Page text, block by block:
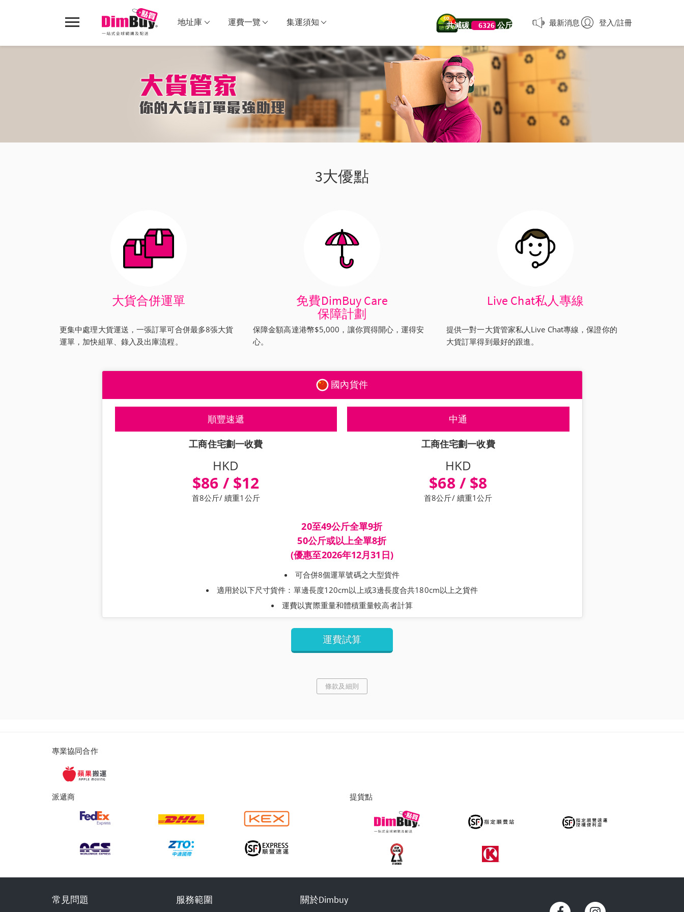
運,
代
導
航
地址庫 運費一覽 集運須知 共減碳 6326公斤 最新消息 登入/註冊
3大優點
大貨合併運單
更集中處理大貨運送，一張訂單可合併最多8張大貨
運單，加快組單、錄入及出庫流程。
免費DimBuy Care
保障計劃
保障金額高達港幣$5,000，讓你買得開心，運得安
心。
Live Chat私人專線
提供一對一大貨管家私人Live Chat專線，保證你的
大貨訂單得到最好的跟進。
國內貨件
順豐速遞
工商住宅劃一收費
HKD
$86 / $12
首8公斤/ 續重1公斤
中通
工商住宅劃一收費
HKD
$68 / $8
首8公斤/ 續重1公斤
20至49公斤全單9折
50公斤或以上全單8折
(優惠至2026年12月31日)
可合併8個運單號碼之大型貨件
適用於以下尺寸貨件：單邊長度120cm以上或3邊長度合共180cm以上之貨件
運費以實際重量和體積重量較高者計算
運費試算
條款及細則
派
遞
服
務
專業協同合作
派遞商 提貨點
常
常見問題 服務範圍 關於Dimbuy